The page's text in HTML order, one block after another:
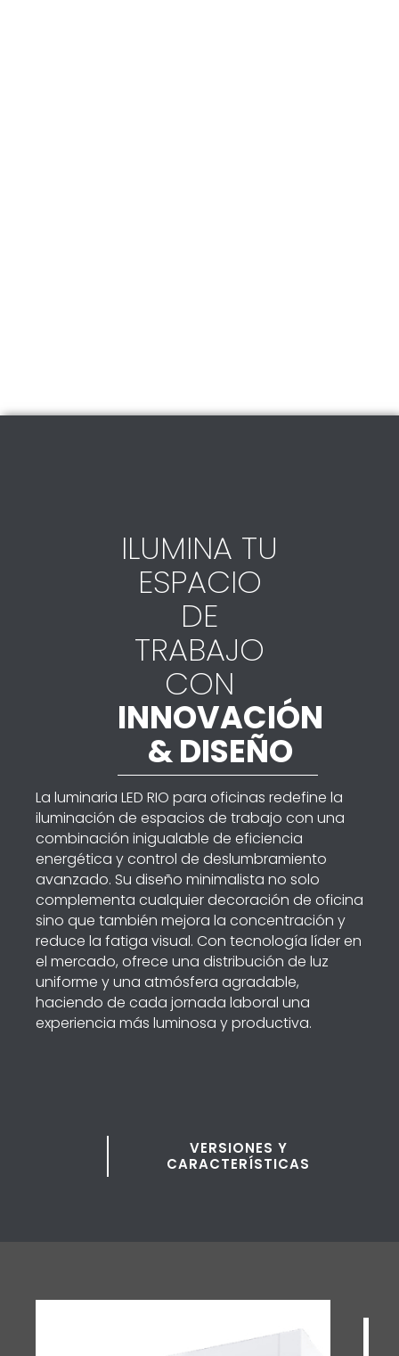
ILUMINA TU
ESPACIO
DE
TRABAJO
CON
INNOVACIÓN
& DISEÑO
La luminaria LED RIO para oficinas redefine la
iluminación de espacios de trabajo con una
combinación inigualable de eficiencia
energética y control de deslumbramiento
avanzado. Su diseño minimalista no solo
complementa cualquier decoración de oficina
sino que también mejora la concentración y
reduce la fatiga visual. Con tecnología líder en
el mercado, ofrece una distribución de luz
uniforme y una atmósfera agradable,
haciendo de cada jornada laboral una
experiencia más luminosa y productiva.
VERSIONES Y
CARACTERÍSTICAS